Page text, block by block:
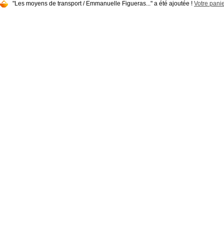
"Les moyens de transport / Emmanuelle Figueras..." a été ajoutée ! Votre